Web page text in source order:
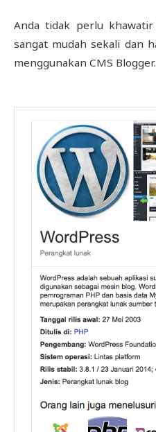
Anda tidak perlu
sangat mudah sekali dan
menggunakan CMS Blogger.